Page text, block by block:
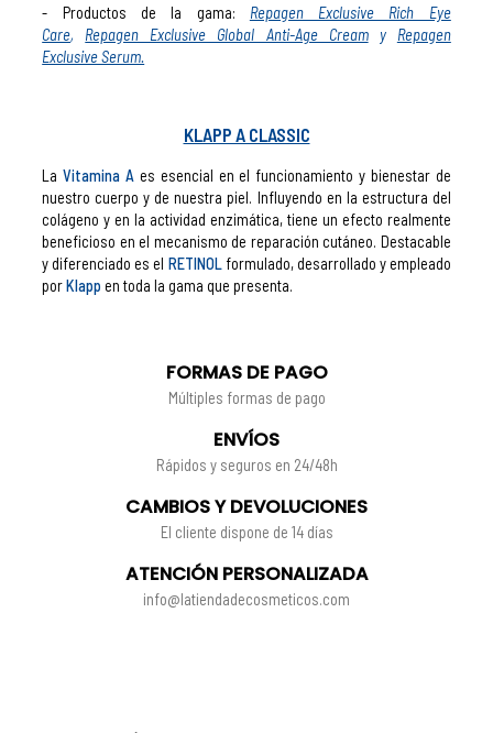
- Productos de la gama:
Repagen Exclusive Rich Eye
Care, Repagen Exclusive Global Anti-Age Creamy Repagen
Exclusive Serum.
KLAPP A CLASSIC
LaVitamina A es esencial en el funcionamiento y bienestar de
nuestro cuerpo y de nuestra piel. Influyendo en la estructura del
colágeno y en la actividad enzimática, tiene un efecto realmente
beneficioso en el mecanismo de reparación cutáneo. Destacable
y diferenciado es el RETINOLformulado, desarrollado y empleado
porKlapp en toda la gama que presenta.
FORMAS DE PAGO
Múltiples formas de pago
ENVÍOS
Rápidos y seguros en 24/48h
CAMBIOS Y DEVOLUCIONES
El cliente dispone de 14 días
ATENCIÓN PERSONALIZADA
info@latiendadecosmeticos.com